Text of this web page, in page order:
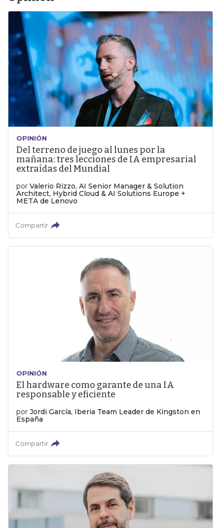
OPINIÓN
Del terreno de juego al lunes por la
mañana: tres lecciones de IA empresarial
extraídas del Mundial
por Valerio Rizzo, AI Senior Manager & Solution
Architect, Hybrid Cloud & AI Solutions Europe +
META de Lenovo
Compartir
OPINIÓN
El hardware como garante de una IA
responsable y eficiente
por Jordi García, Iberia Team Leader de Kingston en
España
Compartir